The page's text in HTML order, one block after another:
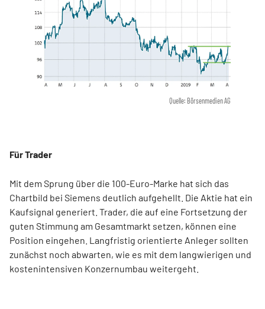
Quelle: Börsenmedien AG
Für Trader
Mit dem Sprung über die 100-Euro-Marke hat sich das
Chartbild bei Siemens deutlich aufgehellt. Die Aktie hat ein
Kaufsignal generiert. Trader, die auf eine Fortsetzung der
guten Stimmung am Gesamtmarkt setzen, können eine
Position eingehen. Langfristig orientierte Anleger sollten
zunächst noch abwarten, wie es mit dem langwierigen und
kostenintensiven Konzernumbau weitergeht.